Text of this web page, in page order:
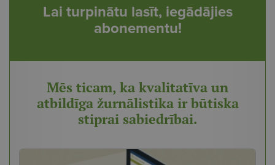
Lai turpinātu lasīt, iegādājies
abonementu!
Mēs ticam, ka kvalitatīva un
atbildīga žurnālistika ir būtiska
stiprai sabiedrībai.